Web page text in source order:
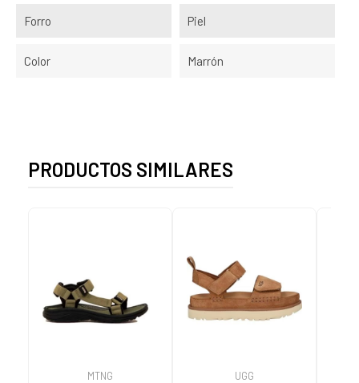
Forro Piel
Color Marrón
PRODUCTOS SIMILARES
MTNG UGG